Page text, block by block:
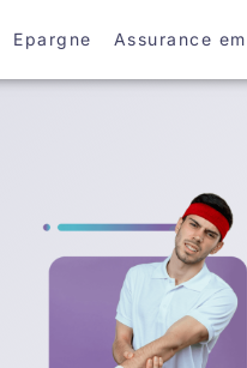
Epargne Assurance